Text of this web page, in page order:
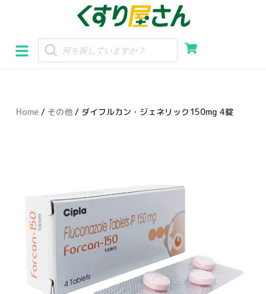
ン
テ
スHome / その他 / ダイフルカン・ジェネリック150mg 4錠